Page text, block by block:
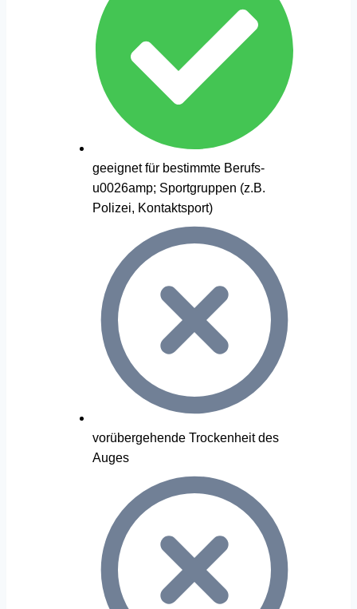
geeignet für bestimmte Berufs-
u0026amp; Sportgruppen (z.B.
Polizei, Kontaktsport)
vorübergehende Trockenheit des
Auges